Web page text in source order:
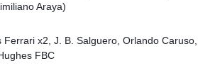
Araya)
Ferrari x2, J. B. Salguero, Orlando Caruso,
FBC